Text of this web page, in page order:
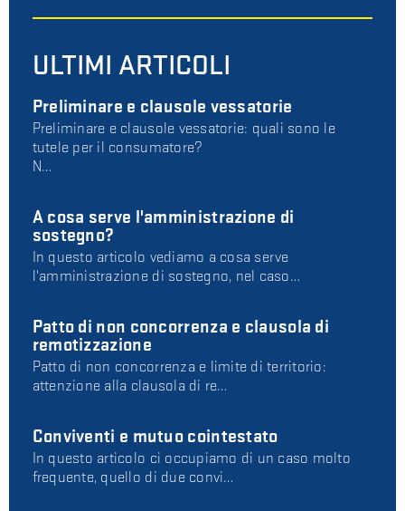
ULTIMI ARTICOLI
Preliminare e clausole vessatorie
Preliminare e clausole vessatorie: quali sono le
tutele per il consumatore?
N…
A cosa serve l'amministrazione di
sostegno?
In questo articolo vediamo a cosa serve
l'amministrazione di sostegno, nel caso…
Patto di non concorrenza e clausola di
remotizzazione
Patto di non concorrenza e limite di territorio:
attenzione alla clausola di re…
Conviventi e mutuo cointestato
In questo articolo ci occupiamo di un caso molto
frequente, quello di due convi…